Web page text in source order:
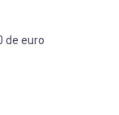
de euro